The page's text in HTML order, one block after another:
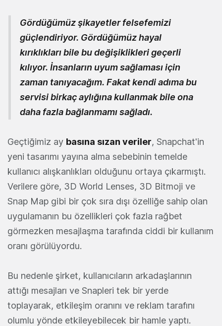
Gördüğümüz şikayetler felsefemizi
güçlendiriyor. Gördüğümüz hayal
kırıklıkları bile bu değişiklikleri geçerli
kılıyor. İnsanların uyum sağlaması için
zaman tanıyacağım. Fakat kendi adıma bu
servisi birkaç aylığına kullanmak bile ona
daha fazla bağlanmamı sağladı.
Geçtiğimiz ay basına sızan veriler, Snapchat'in
yeni tasarımı yayına alma sebebinin temelde
kullanıcı alışkanlıkları olduğunu ortaya çıkarmıştı.
Verilere göre, 3D World Lenses, 3D Bitmoji ve
Snap Map gibi bir çok sıra dışı özelliğe sahip olan
uygulamanın bu özellikleri çok fazla rağbet
görmezken mesajlaşma tarafında ciddi bir kullanım
oranı görülüyordu.
Bu nedenle şirket, kullanıcıların arkadaşlarının
attığı mesajları ve Snapleri tek bir yerde
toplayarak, etkileşim oranını ve reklam tarafını
olumlu yönde etkileyebilecek bir hamle yaptı.